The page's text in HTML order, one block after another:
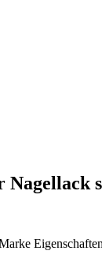
Nagellack
Eigenschaften